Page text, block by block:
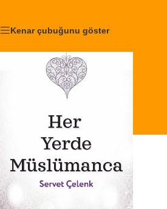
Kenar çubuğunu göster